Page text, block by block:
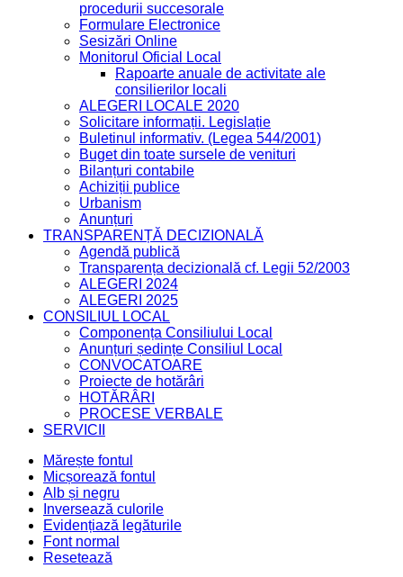
procedurii succesorale
Formulare Electronice
Sesizări Online
Monitorul Oficial Local
Rapoarte anuale de activitate ale
consilierilor locali
ALEGERI LOCALE 2020
Solicitare informații. Legislație
Buletinul informativ. (Legea 544/2001)
Buget din toate sursele de venituri
Bilanțuri contabile
Achiziții publice
Urbanism
Anunțuri
TRANSPARENȚĂ DECIZIONALĂ
Agendă publică
Transparența decizională cf. Legii 52/2003
ALEGERI 2024
ALEGERI 2025
CONSILIUL LOCAL
Componența Consiliului Local
Anunțuri ședințe Consiliul Local
CONVOCATOARE
Proiecte de hotărâri
HOTĂRÂRI
PROCESE VERBALE
SERVICII
Mărește fontul
Micșorează fontul
Alb și negru
Inversează culorile
Evidențiază legăturile
Font normal
Resetează